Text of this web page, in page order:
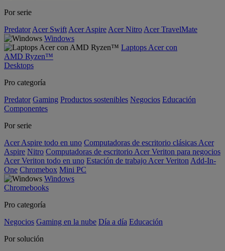
Por serie
Predator Acer Swift Acer Aspire Acer Nitro Acer TravelMate
Windows
Laptops Acer con
AMD Ryzen™
Desktops
Pro categoría
Predator Gaming Productos sostenibles Negocios Educación
Componentes
Por serie
Acer Aspire todo en uno Computadoras de escritorio clásicas Acer
Aspire Nitro Computadoras de escritorio Acer Veriton para negocios
Acer Veriton todo en uno Estación de trabajo Acer Veriton Add-In-
One Chromebox Mini PC
Windows
Chromebooks
Pro categoría
Negocios Gaming en la nube Día a día Educación
Por solución